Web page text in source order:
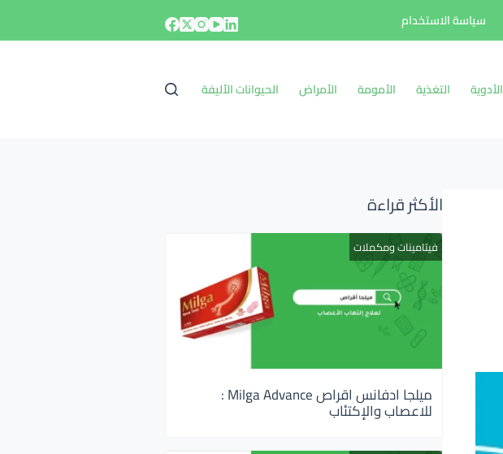
سياسة الاستخدام
الأدوية التغذية الأمومة الأمراض الحيوانات الأليفة
الأكثر قراءة
فيتامينات ومكملات
ميلجا ادفانس اقراص Milga Advance :
للاعصاب والإكتئاب